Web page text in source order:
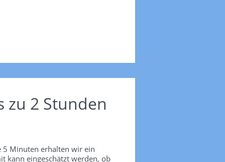
zu 2 Stunden
5 Minuten erhalten wir ein
kann eingeschätzt werden, ob